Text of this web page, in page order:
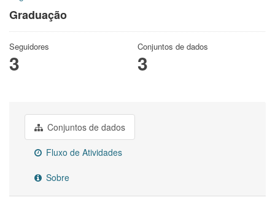
Graduação
Seguidores
3
Conjuntos de dados
3
Conjuntos de dados
Fluxo de Atividades
Sobre